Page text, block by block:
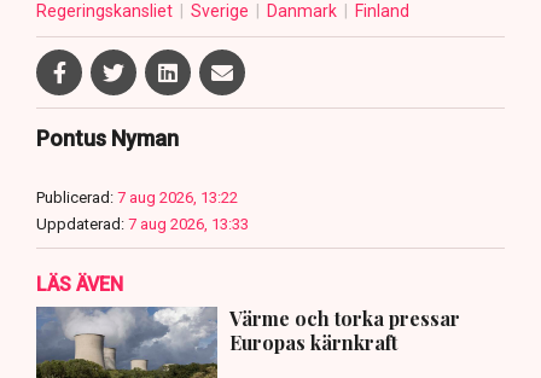
Regeringskansliet
Sverige Danmark Finland
Pontus Nyman
Publicerad: 7 aug 2026, 13:22
Uppdaterad: 7 aug 2026, 13:33
LÄS ÄVEN
Värme och torka pressar
Europas kärnkraft